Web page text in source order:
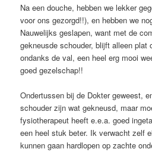
Na een douche, hebben we lekker
voor ons gezorgd!!), en hebben we
Nauwelijks geslapen, want met de
gekneusde schouder, blijft alleen plat
ondanks de val, een heel erg mooi
goed gezelschap!!
Ondertussen bij de Dokter geweest,
schouder zijn wat gekneusd, maar
fysiotherapeut heeft e.e.a. goed
een heel stuk beter. Ik verwacht zelf
kunnen gaan hardlopen op zachte